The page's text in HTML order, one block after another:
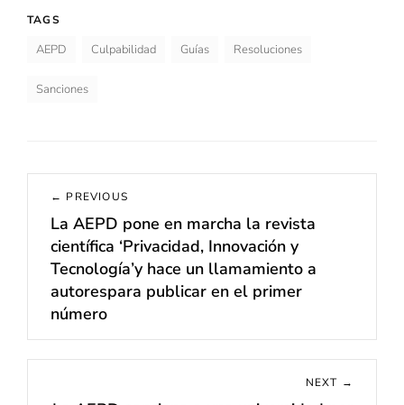
TAGS
AEPD Culpabilidad Guías Resoluciones
Sanciones
Navegación
entradas
← PREVIOUS
Previous
post:
La AEPD pone en marcha la revista
científica ‘Privacidad, Innovación y
Tecnología’y hace un llamamiento a
autorespara publicar en el primer
número
NEXT →